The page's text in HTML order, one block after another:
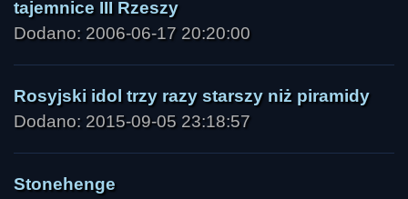
tajemnice III Rzeszy
Dodano: 2006-06-17 20:20:00
Rosyjski idol trzy razy starszy niż piramidy
Dodano: 2015-09-05 23:18:57
Stonehenge